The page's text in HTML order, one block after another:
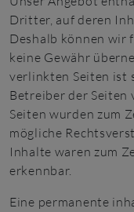
Dritter, auf deren
Deshalb können wir
keine Gewähr
verlinkten Seiten ist
Betreiber der
Seiten wurden zum
mögliche
Inhalte waren zum
erkennbar.
Eine permanente